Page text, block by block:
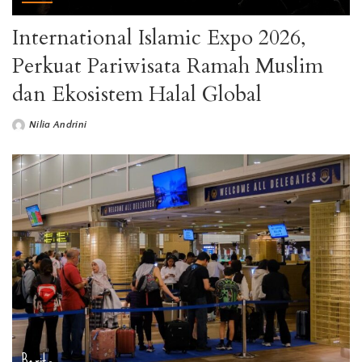
International Islamic Expo 2026,
Perkuat Pariwisata Ramah Muslim
dan Ekosistem Halal Global
Nilia Andrini